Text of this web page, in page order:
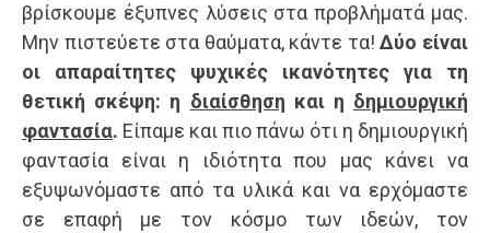
βρίσκουμε έξυπνες λύσεις στα προβλήματά μας.
Μην πιστεύετε στα θαύματα, κάντε τα!Δύο είναι
οι απαραίτητες ψυχικές ικανότητες για τη
θετική σκέψη: η διαίσθηση και η δημιουργική
φαντασία. Είπαμε και πιο πάνω ότι η δημιουργική
φαντασία είναι η ιδιότητα που μας κάνει να
εξυψωνόμαστε από τα υλικά και να ερχόμαστε
σε επαφή με τον κόσμο των ιδεών, τον